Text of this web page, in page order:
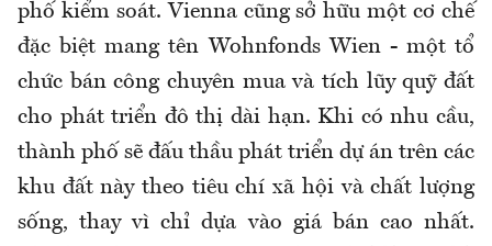
phố kiểm soát. Vienna cũng sở hữu một cơ chế
đặc biệt mang tên Wohnfonds Wien - một tổ
chức bán công chuyên mua và tích lũy quỹ đất
cho phát triển đô thị dài hạn. Khi có nhu cầu,
thành phố sẽ đấu thầu phát triển dự án trên các
khu đất này theo tiêu chí xã hội và chất lượng
sống, thay vì chỉ dựa vào giá bán cao nhất.